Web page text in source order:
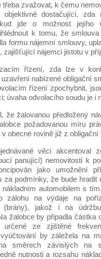
třeba zvažovat, k čemu
objektivně dostačující, zda
jde o možnost jejího
k tomu, že
formu nájemní smlouvy,
zajišťující nájemci jistotu v
řízení, zda lze v
nabízené obligační
řízení zpochybnit,
úvaha odvolacího soudu je i
že žalovanou předložený
požadovanou míru
v obecné rovině již z obligační
věci akcentoval
panující) nemovitosti k
jako umožnění
za podmínky, že bude
nákladním automobilem s
zálohu na výdaje na
(brány), jakož i na
žalobce by připadla částka
určené ze zjištěné
by záležela na
směrech závislých na
nutnosti a rozsahu